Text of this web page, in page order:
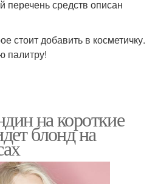
перечень средств описан
стоит добавить в косметичку.
палитру!
на короткие
блонд на